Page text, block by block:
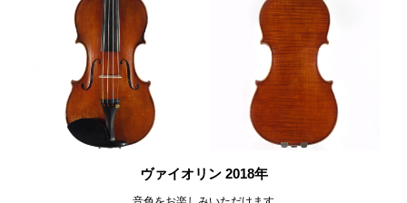
ヴァイオリン 2018年
アイリッシュハープ